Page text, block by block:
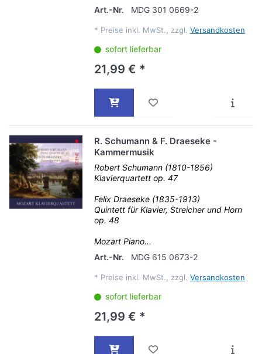
Art.-Nr.
MDG 301 0669-2
* Preise inkl. MwSt., zzgl. Versandkosten
sofort lieferbar
21,99 € *
R. Schumann & F. Draeseke -
Kammermusik
Robert Schumann (1810-1856)
Klavierquartett op. 47
Felix Draeseke (1835-1913)
Quintett für Klavier, Streicher und Horn
op. 48
Mozart Piano...
Art.-Nr.
MDG 615 0673-2
* Preise inkl. MwSt., zzgl. Versandkosten
sofort lieferbar
21,99 € *